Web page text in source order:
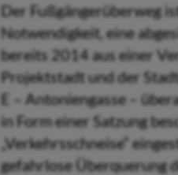
Der Fußgängerüberweg
Notwendigkeit, eine
bereits 2014 aus einer
Projektstadt und der
E – Antoniengasse –
in Form einer Satzung
„Verkehrsschneise“
gefahrlose Überquerung